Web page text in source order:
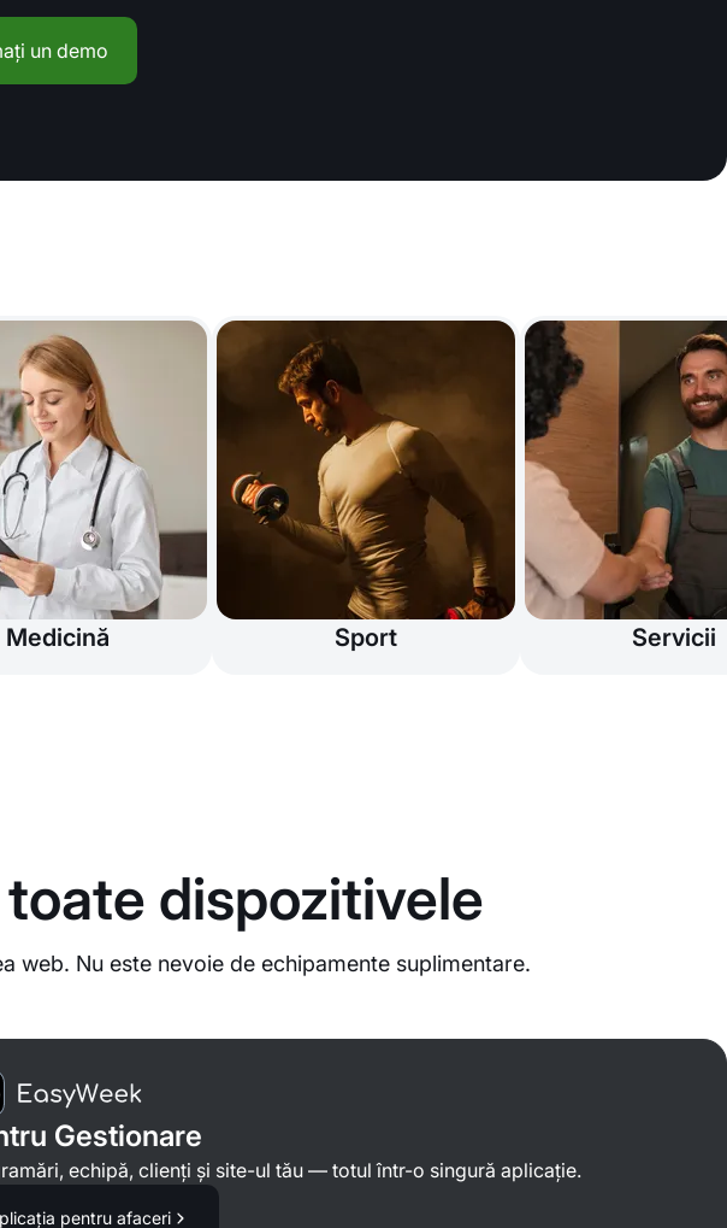
un demo
Medicină Sport Servicii
dispozitivele
web. Nu este nevoie de echipamente suplimentare.
Gestionare
echipă, clienți și site-ul tău — totul într-o singură aplicație.
pentru afaceri